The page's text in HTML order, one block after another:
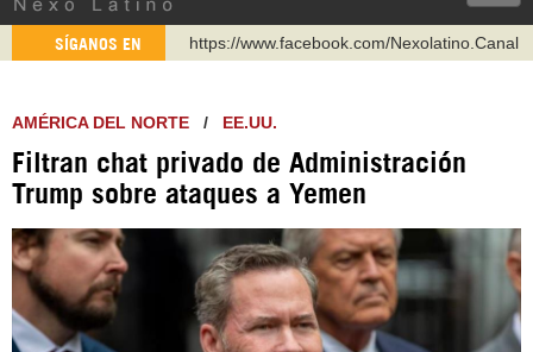
SÍGANOS EN
https://www.facebook.com/Nexolatino.Canal
http://twitter.com/nexo_latino
https://t.me/hispantvcanal
https://urmedium.com/c/hispantv
Instagram como: hispan_tv
AMÉRICA DEL NORTE / EE.UU.
Filtran chat privado de Administración
Trump sobre ataques a Yemen